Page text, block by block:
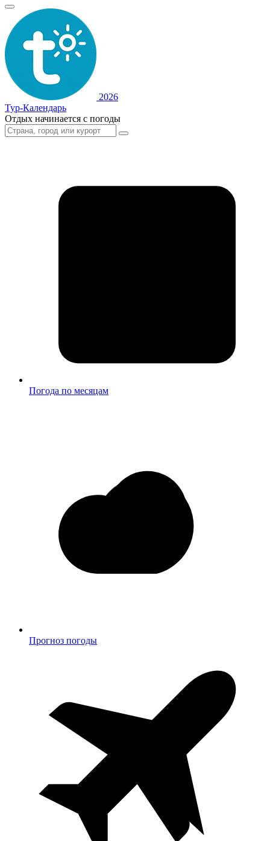
2026
Тур-Календарь
Отдых начинается с погоды
Погода по месяцам
Прогноз погоды